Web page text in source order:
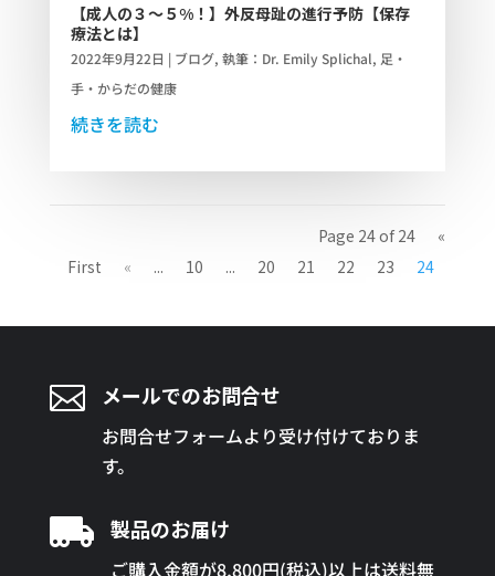
【成人の３～５%！】外反母趾の進行予防【保存
療法とは】
2022年9月22日 | ブログ, 執筆：Dr. Emily Splichal, 足・
手・からだの健康
続きを読む
Page 24 of 24
«
First
« ... 10 ... 20 21 22 23 24
 メールでのお問合せ
お問合せフォームより受け付けておりま
す。
 製品のお届け
ご購入金額が8,800円(税込)以上は送料無